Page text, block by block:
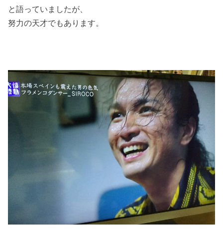
と語っていましたが、
努力の天才でもあります。